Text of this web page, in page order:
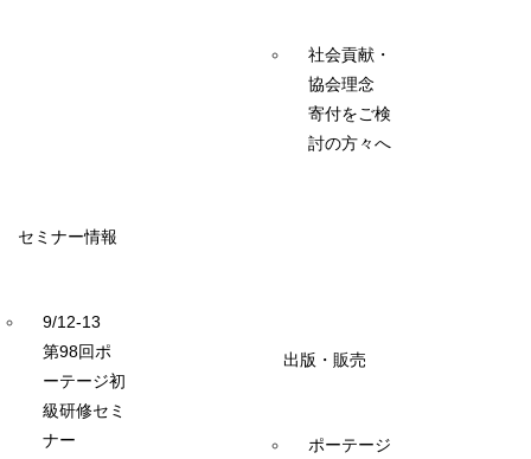
社会貢献・
協会理念
寄付をご検
討の方々へ
セミナー情報
9/12-13
第98回ポ
ーテージ初
級研修セミ
ナー
出版・販売
ポーテージ